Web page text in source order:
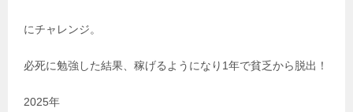
にチャレンジ。
必死に勉強した結果、稼げるようになり1年で貧乏から脱出！
2025年